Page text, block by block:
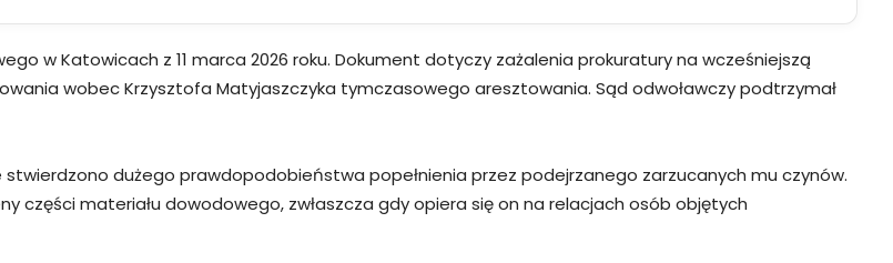
w Katowicach z 11 marca 2026 roku. Dokument dotyczy zażalenia prokuratury na wcześniejszą
wobec Krzysztofa Matyjaszczyka tymczasowego aresztowania. Sąd odwoławczy podtrzymał
dużego prawdopodobieństwa popełnienia przez podejrzanego zarzucanych mu czynów.
części materiału dowodowego, zwłaszcza gdy opiera się on na relacjach osób objętych